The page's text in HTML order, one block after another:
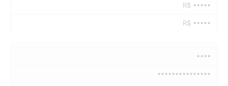
R$ •••••
R$ •••••
••••
•••••••••••••••